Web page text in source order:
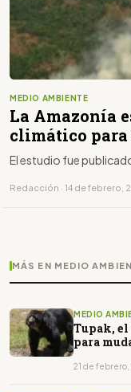
MEDIO AMBIENTE
La Amazonía
climático para
El estudio fue
Redacción · 14 de febrero,
MÁS EN MEDIO
MEDIO
Tupak,
para
21 de